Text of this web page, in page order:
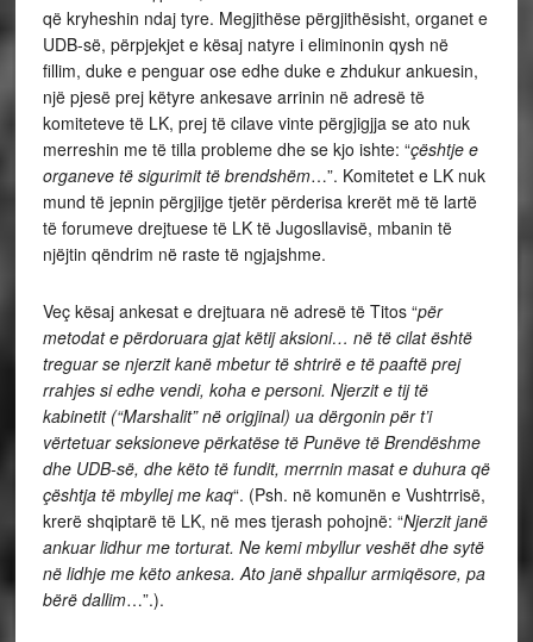
që kryheshin ndaj tyre. Megjithëse përgjithësisht, organet e
UDB-së, përpjekjet e kësaj natyre i eliminonin qysh në
fillim, duke e penguar ose edhe duke e zhdukur ankuesin,
një pjesë prej këtyre ankesave arrinin në adresë të
komiteteve të LK, prej të cilave vinte përgjigjja se ato nuk
merreshin me të tilla probleme dhe se kjo ishte: “çështje e
organeve të sigurimit të brendshëm…”. Komitetet e LK nuk
mund të jepnin përgjijge tjetër përderisa krerët më të lartë
të forumeve drejtuese të LK të Jugosllavisë, mbanin të
njëjtin qëndrim në raste të ngjajshme.
Veç kësaj ankesat e drejtuara në adresë të Titos “për
metodat e përdoruara gjat këtij aksioni… në të cilat është
treguar se njerzit kanë mbetur të shtrirë e të paaftë prej
rrahjes si edhe vendi, koha e personi. Njerzit e tij të
kabinetit (“Marshalit” në origjinal) ua dërgonin për t’i
vërtetuar seksioneve përkatëse të Punëve të Brendëshme
dhe UDB-së, dhe këto të fundit, merrnin masat e duhura që
çështja të mbyllej me kaq“. (Psh. në komunën e Vushtrrisë,
krerë shqiptarë të LK, në mes tjerash pohojnë: “Njerzit janë
ankuar lidhur me torturat. Ne kemi mbyllur veshët dhe sytë
në lidhje me këto ankesa. Ato janë shpallur armiqësore, pa
bërë dallim…”.).